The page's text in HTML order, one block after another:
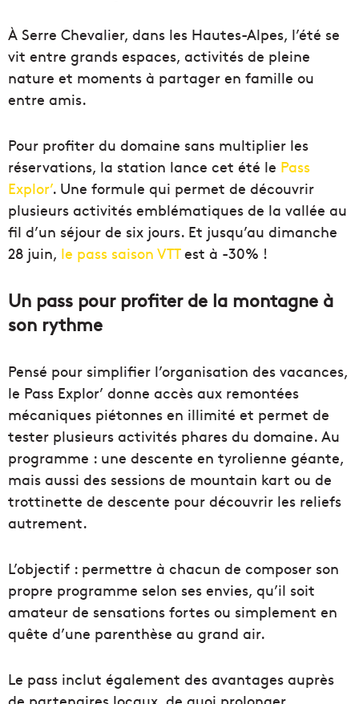
À Serre Chevalier, dans les Hautes-Alpes, l’été se
vit entre grands espaces, activités de pleine
nature et moments à partager en famille ou
entre amis.
Pour profiter du domaine sans multiplier les
réservations, la station lance cet été le Pass
Explor’. Une formule qui permet de découvrir
plusieurs activités emblématiques de la vallée au
fil d’un séjour de six jours. Et jusqu’au dimanche
28 juin, le pass saison VTTest à -30% !
Un pass pour profiter de la montagne à
son rythme
Pensé pour simplifier l’organisation des vacances,
le Pass Explor’ donne accès aux remontées
mécaniques piétonnes en illimité et permet de
tester plusieurs activités phares du domaine. Au
programme : une descente en tyrolienne géante,
mais aussi des sessions de mountain kart ou de
trottinette de descente pour découvrir les reliefs
autrement.
L’objectif : permettre à chacun de composer son
propre programme selon ses envies, qu’il soit
amateur de sensations fortes ou simplement en
quête d’une parenthèse au grand air.
Le pass inclut également des avantages auprès